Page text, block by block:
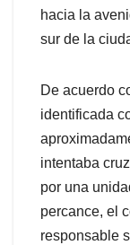
hacia la
sur de la
De acuerdo
identificada
intentaba
por una
percance, el
responsable